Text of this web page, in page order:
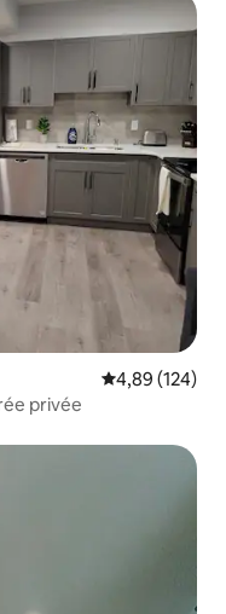
aimés
Note
4,89 (124)
privée
aimés